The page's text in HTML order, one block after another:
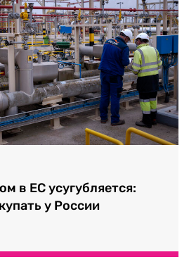
в ЕС усугубляется:
у России